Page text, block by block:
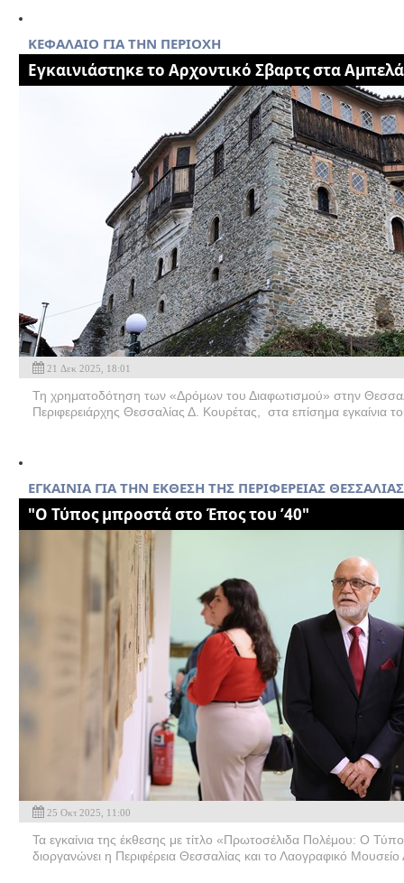
ΚΕΦΑΛΑΙΟ ΓΙΑ ΤΗΝ ΠΕΡΙΟΧΗ
Eγκαινιάστηκε το Αρχοντικό Σβαρτς στα
21 Δεκ 2025, 18:01
Τη χρηματοδότηση των «Δρόμων του Διαφωτισμού» στην
Περιφερειάρχης Θεσσαλίας Δ. Κουρέτας, στα επίσημα εγκαίνια
ΕΓΚΑΙΝΙΑ ΓΙΑ ΤΗΝ ΕΚΘΕΣΗ ΤΗΣ ΠΕΡΙΦΕΡΕΙΑΣ ΘΕΣΣΑΛΙΑΣ
"Ο Τύπος μπροστά στο Έπος του ’40"
25 Οκτ 2025, 11:00
Τα εγκαίνια της έκθεσης με τίτλο «Πρωτοσέλιδα Πολέμου: Ο
διοργανώνει η Περιφέρεια Θεσσαλίας και το Λαογραφικό